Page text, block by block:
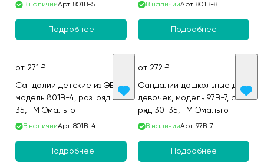
В наличииАрт. 801B-5
Подробнее
В наличииАрт. 801B-8
Подробнее
от 271 ₽
Сандалии детские из ЭВА,
модель 801B-4, раз. ряд 30-
35, ТМ Эмальто
В наличииАрт. 801B-4
Подробнее
от 272 ₽
Сандалии дошкольные для
девочек, модель 97B-7, раз.
ряд 30-35, ТМ Эмальто
В наличииАрт. 97B-7
Подробнее